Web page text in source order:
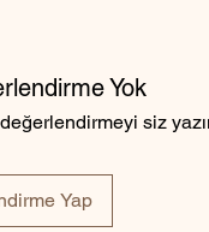
Yok
siz
Yap